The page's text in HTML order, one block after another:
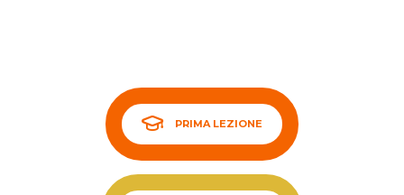
PRIMA LEZIONE